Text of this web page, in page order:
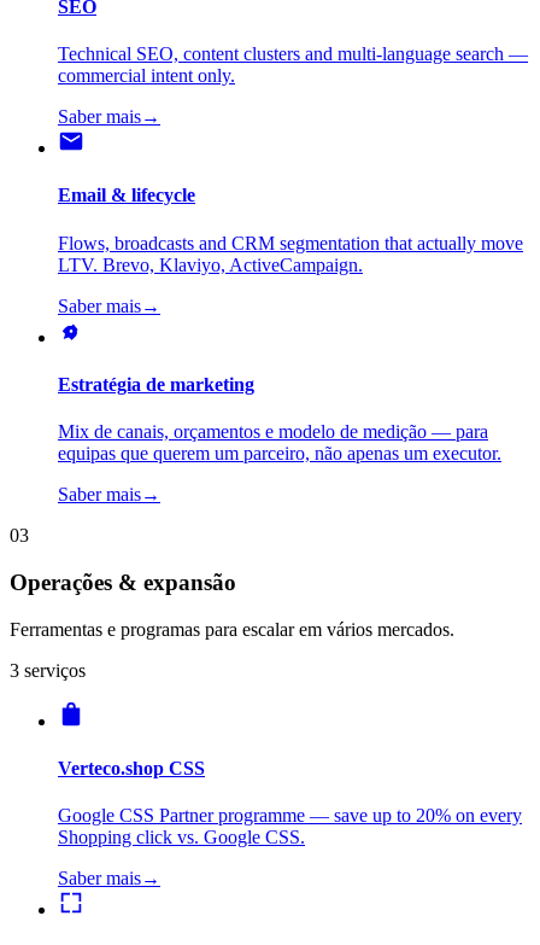
SEO
Technical SEO, content clusters and multi-language search —
commercial intent only.
Saber mais→
Email & lifecycle
Flows, broadcasts and CRM segmentation that actually move
LTV. Brevo, Klaviyo, ActiveCampaign.
Saber mais→
Estratégia de marketing
Mix de canais, orçamentos e modelo de medição — para
equipas que querem um parceiro, não apenas um executor.
Saber mais→
03
Operações & expansão
Ferramentas e programas para escalar em vários mercados.
3 serviços
Verteco.shop CSS
Google CSS Partner programme — save up to 20% on every
Shopping click vs. Google CSS.
Saber mais→